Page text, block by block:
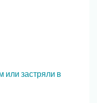
или застряли в